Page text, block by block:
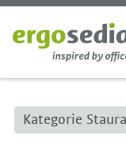
Kategorie